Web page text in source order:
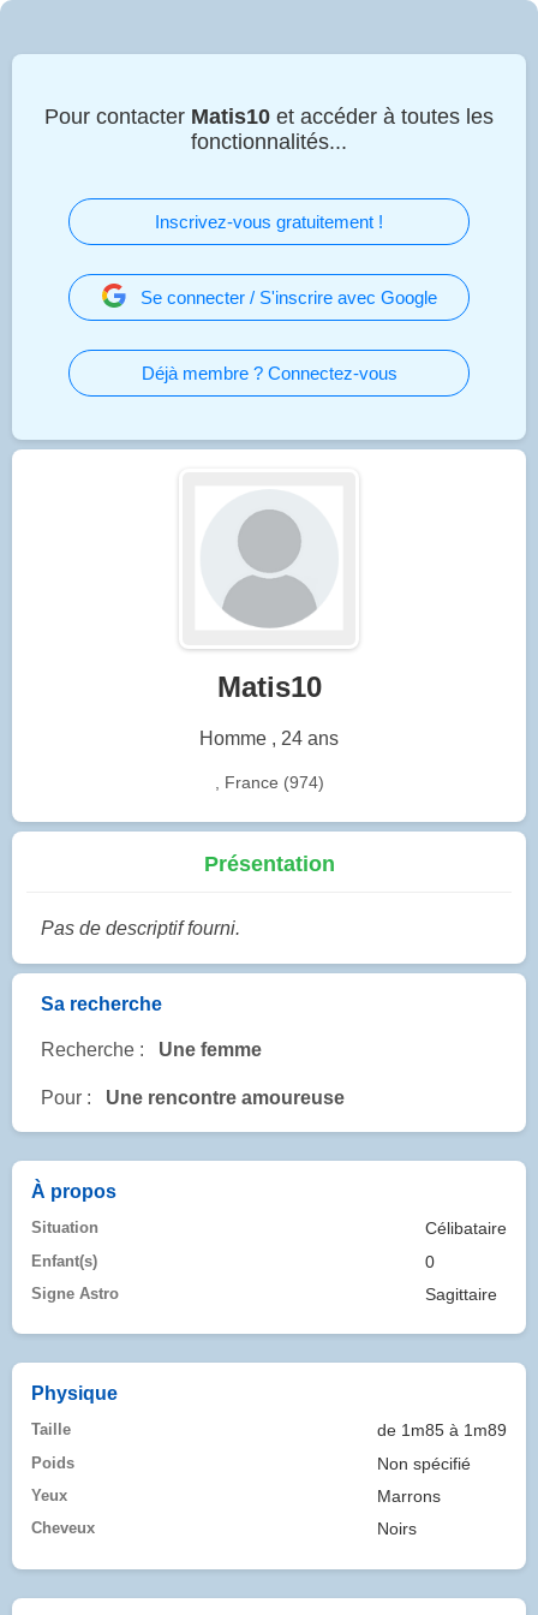
Pour contacter Matis10 et accéder à toutes les
fonctionnalités...
Inscrivez-vous gratuitement !
Se connecter / S'inscrire avec Google
Déjà membre ? Connectez-vous
Matis10
Homme , 24 ans
, France (974)
Présentation
Pas de descriptif fourni.
Sa recherche
Recherche : Une femme
Pour : Une rencontre amoureuse
À propos
Situation Célibataire
Enfant(s) 0
Signe Astro Sagittaire
Physique
Taille de 1m85 à 1m89
Poids Non spécifié
Yeux Marrons
Cheveux Noirs